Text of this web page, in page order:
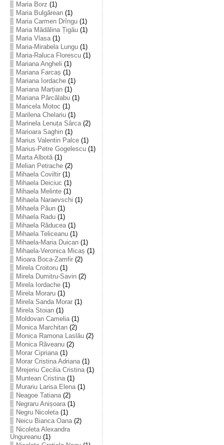
Maria Borz (1)
Maria Bulgărean(1)
Maria Carmen Drîngu(1)
Maria Mădălina Țigău(1)
Maria Vlasa(1)
Maria-Mirabela Lungu(1)
Maria-Raluca Florescu(1)
Mariana Angheli (1)
Mariana Farcaș (1)
Mariana Iordache(1)
Mariana Marțian(1)
Mariana Pârcălabu(1)
Maricela Motoc (1)
Marilena Chelariu(1)
Marinela Lenuța Sârca(2)
Marioara Saghin(1)
Marius Valentin Palce(1)
Marius-Petre Gogelescu(1)
Marta Albotă(1)
Melian Petrache(2)
Mihaela Coviltir(1)
Mihaela Deiciuc (1)
Mihaela Melinte(1)
Mihaela Naraevschi (1)
Mihaela Păun(1)
Mihaela Radu(1)
Mihaela Răducea(1)
Mihaela Teliceanu(1)
Mihaela-Maria Duican(1)
Mihaela-Veronica Micaș (1)
Mioara Boca-Zamfir(2)
Mirela Croitoru(1)
Mirela Dumitru-Savin(2)
Mirela Iordache(1)
Mirela Moraru(1)
Mirela Sanda Morar(1)
Mirela Stoian(1)
Moldovan Camelia(1)
Monica Marchitan(2)
Monica Ramona Laslău(2)
Monica Răveanu(2)
Morar Cipriana(1)
Morar Cristina Adriana(1)
Mrejeriu Cecilia Cristina(1)
Muntean Cristina(1)
Murariu Larisa Elena(1)
Neagoe Tatiana(2)
Negraru Anișoara(1)
Negru Nicoleta(1)
Neicu Bianca Oana(2)
Nicoleta Alexandra
Ungureanu(1)